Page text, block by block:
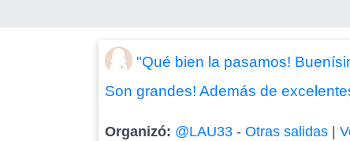
"Qué bien la pasamos!
Son grandes! Además de
Organizó: @LAU33 -Otras salidas |